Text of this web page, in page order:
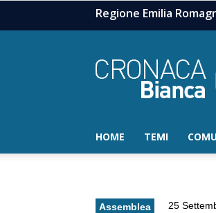
Regione Emilia
HOME TEMI
Assemblea 25